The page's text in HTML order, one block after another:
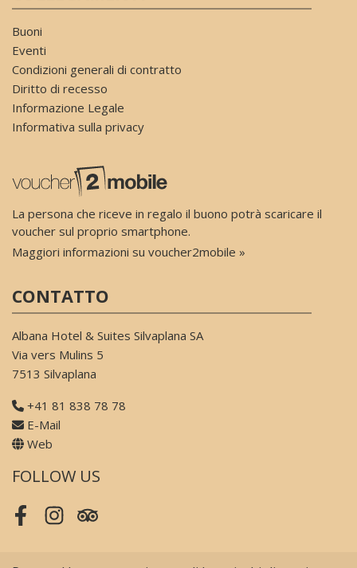
Buoni
Eventi
Condizioni generali di contratto
Diritto di recesso
Informazione Legale
Informativa sulla privacy
La persona che riceve in regalo il buono potrà scaricare il
voucher sul proprio smartphone.
Maggiori informazioni su voucher2mobile »
CONTATTO
Albana Hotel & Suites Silvaplana SA
Via vers Mulins 5
7513 Silvaplana
+41 81 838 78 78
E-Mail
Web
FOLLOW US
FacebookInstagramTripadvisor